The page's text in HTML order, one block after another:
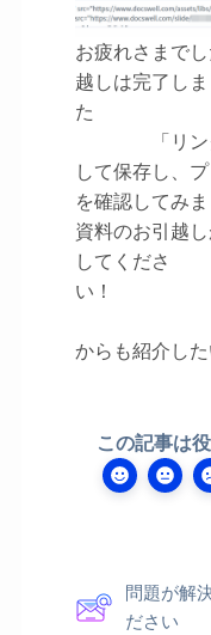
お疲れさまで
越しは完了しま
「リンクを
して保存し、
を確認してみま
資料のお引越
してくださ
からも紹介し
この記事は
問題が解
ださい